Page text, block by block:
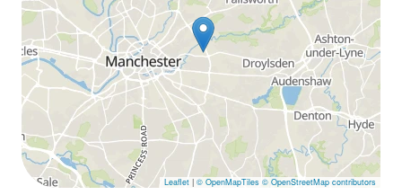
Leaflet | © OpenMapTiles © OpenStreetMap contributors